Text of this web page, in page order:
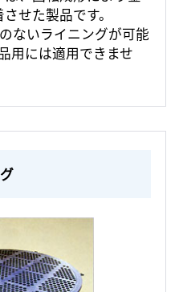
せた製品です。
ないライニングが可能
用には適用できませ